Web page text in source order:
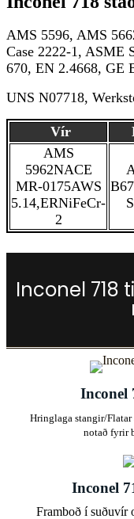
AMS 5596, AMS
Case 2222-1, ASME
670, EN 2.4668, GE
UNS N07718,
Vír
AMS
5962NACE
MR-0175AWS
5.14,ERNiFeCr-
2
Inconel 718
Inconel
Hringlaga stangir/Flatar
notað fyrir
Inconel
Framboð í suðuvír